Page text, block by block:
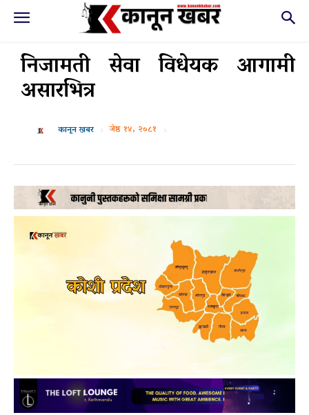
निजामती सेवा विधेयक आगामी
असारभित्र
कानून खबर जेष्ठ १४, २०८१